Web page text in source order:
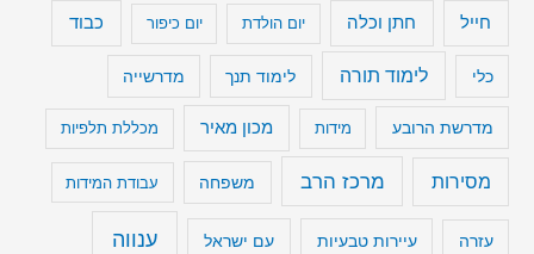
חייל חתן וכלה יום הולדת יום כיפור כבוד
כלי לימוד תורה לימוד תנך מדרשייה
מדרשת הרובע מידות מכון מאיר מכללת תלפיות
מסירות מרכז הרב משפחה עבודת המידות
עזרה עיירות טבעיות עם ישראל ענווה